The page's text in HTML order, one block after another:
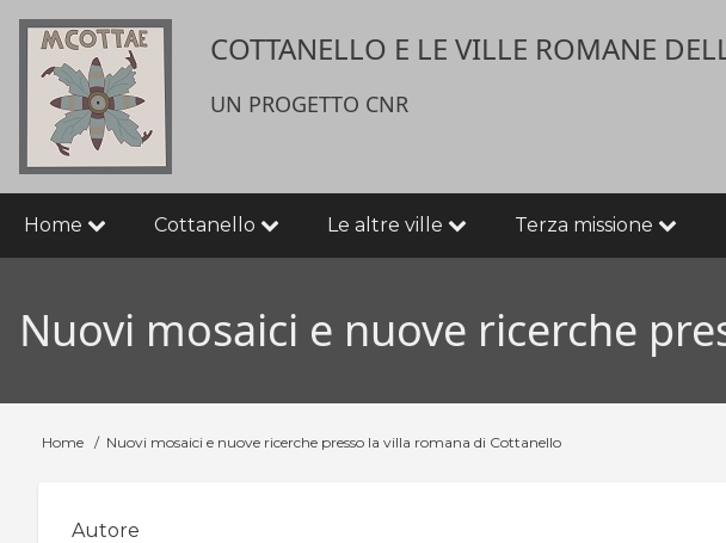
Salta
contenuto
principale
User
account
menu
COTTANELLO E LE VILLE ROMANE
UN PROGETTO CNR
Main
Home Cottanello Le altre ville Terza missione
Nuovi mosaici e nuove ricerche
Briciole
Home Nuovi mosaici e nuove ricerche presso la villa romana di Cottanello
Autore